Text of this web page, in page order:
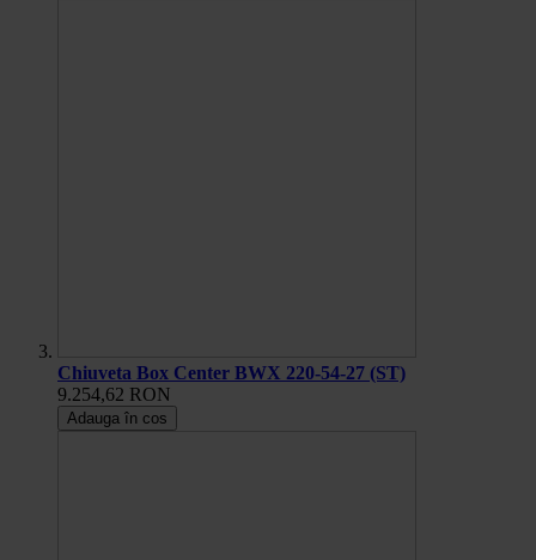
Chiuveta Box Center BWX 220-54-27 (ST)
9.254,62 RON
Adauga în cos